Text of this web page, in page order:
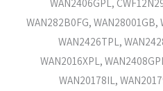
WAN282B0FG,
WAN2426TPL,
WAN2016XPL,
WAN20178IL,